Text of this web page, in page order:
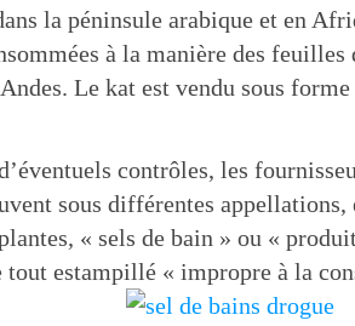
la péninsule arabique et en
à la manière des feuilles
Le kat est vendu sous
contrôles, les
sous différentes appellations,
« sels de bain » ou «
estampillé « impropre à la